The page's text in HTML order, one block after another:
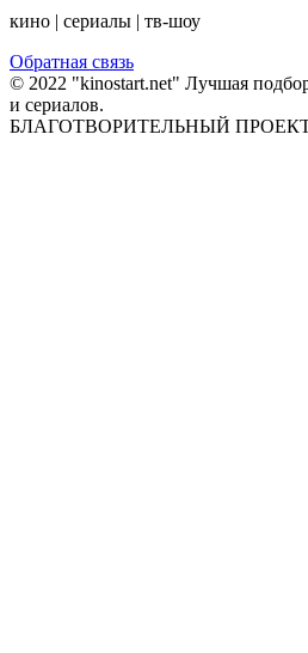
кино | сериалы | тв-шоу
Обратная связь
© 2022 "kinostart.net" Лучшая
и сериалов.
БЛАГОТВОРИТЕЛЬНЫЙ